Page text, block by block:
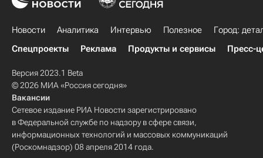
Новости Аналитика Интервью Полезное
Город:
Спецпроекты
Реклама Продукты и сервисы Пресс-
Версия 2023.1 Beta
© 2026 МИА «Россия сегодня»
Вакансии
Сетевое издание РИА Новости зарегистрировано
в Федеральной службе по надзору в сфере связи,
информационных технологий и массовых коммуникаций
(Роскомнадзор) 08 апреля 2014 года.